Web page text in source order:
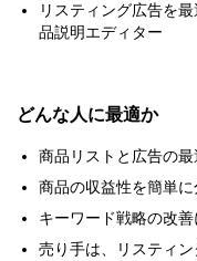
リスティング広告を
品説明エディター
どんな人に最適か
商品リストと広告の
商品の収益性を簡単
キーワード戦略の改
売り手は、リスティ